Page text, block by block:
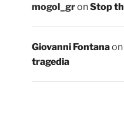
mogol_gronStop
Giovanni Fontanaon
tragedia